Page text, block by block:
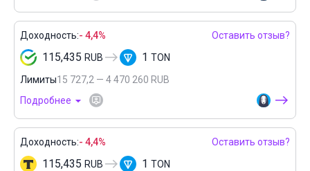
Доходность:- 4,4% Оставить отзыв?
115,435 RUB 1 TON
Лимиты15 727,2 — 4 470 260 RUB
Подробнее
Доходность:- 4,4% Оставить отзыв?
115,435 RUB 1 TON